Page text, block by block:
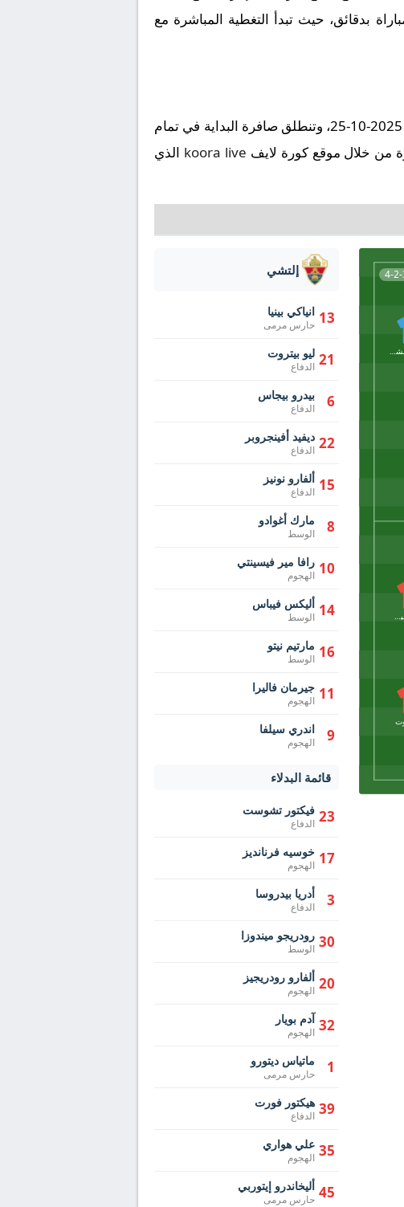
بدقائق، حيث تبدأ التغطية المباشرة مع
تُقام مباراة إسبانيول ضد إلتشي على ملعب RCDE في إطار بطولة إسبانيا, الدوري الإسباني يوم 2025-10-25، وتنطلق صافرة البداية في تمام
koora live الذي
4-2- إلتشي
13 انياكي بينيا
حارس مرمى
21 ليو بيتروت
الدفاع
6 بيدرو بيجاس
الدفاع
22 ديفيد أفينجروبر
الدفاع
15 ألفارو نونيز
الدفاع
8 مارك أغوادو
الوسط
10 رافا مير فيسينتي
الهجوم
14 أليكس فيباس
الوسط
16 مارتيم نيتو
الوسط
11 جيرمان فاليرا
الهجوم
9 اندري سيلفا
الهجوم
قائمة البدلاء
23 فيكتور تشوست
الدفاع
17 خوسيه فرنانديز
الهجوم
3 أدريا بيدروسا
الدفاع
30 رودريجو ميندوزا
الوسط
20 ألفارو رودريجيز
الهجوم
32 آدم بويار
الهجوم
1 ماتياس ديتورو
حارس مرمى
39 هيكتور فورت
الدفاع
35 علي هواري
الهجوم
45 أليخاندرو إيتوربي
حارس مرمى